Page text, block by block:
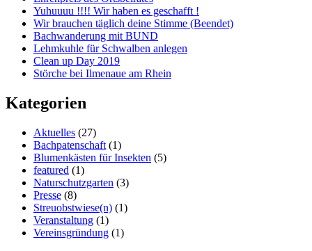
Yuhuuuu !!!! Wir haben es geschafft !
Wir brauchen täglich deine Stimme (Beendet)
Bachwanderung mit BUND
Lehmkuhle für Schwalben anlegen
Clean up Day 2019
Störche bei Ilmenaue am Rhein
Kategorien
Aktuelles (27)
Bachpatenschaft (1)
Blumenkästen für Insekten (5)
featured (1)
Naturschutzgarten (3)
Presse (8)
Streuobstwiese(n) (1)
Veranstaltung (1)
Vereinsgründung (1)